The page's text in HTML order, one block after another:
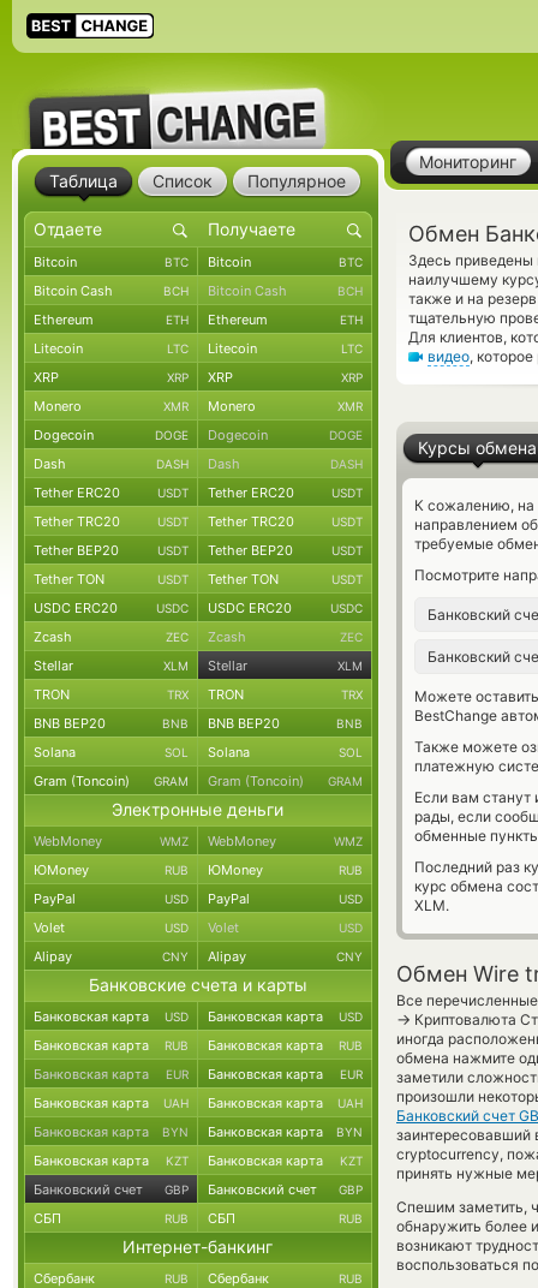
Мониторинг
Обмен
Здесь приведены
наилучшему
также и на
тщательную
Для клиентов,
видео,
Курсы обмена
К сожалению, на
направлением
требуемые
Посмотрите
Банковский
Банковский
Можете
BestChange
Также можете
платежную
Если вам
рады, если
обменные
Последний раз
курс обмена
XLM.
Обмен Wire
Все
→ Криптовалюта
иногда
обмена нажмите
заметили
произошли
Банковский счет
заинтересовавший
cryptocurrency,
принять нужные
Спешим заметить,
обнаружить более
возникают
воспользоваться
Таблица Список Популярное
Bitcoin BTC Bitcoin BTC
Bitcoin Cash BCH Bitcoin Cash BCH
Ethereum ETH Ethereum ETH
Litecoin LTC Litecoin LTC
XRP XRP XRP XRP
Monero XMR Monero XMR
Dogecoin DOGE Dogecoin DOGE
Dash DASH Dash DASH
Tether ERC20 USDT Tether ERC20 USDT
Tether TRC20 USDT Tether TRC20 USDT
Tether BEP20 USDT Tether BEP20 USDT
Tether TON USDT Tether TON USDT
USDC ERC20 USDC USDC ERC20 USDC
Zcash ZEC Zcash ZEC
Stellar XLM Stellar XLM
TRON TRX TRON TRX
BNB BEP20 BNB BNB BEP20 BNB
Solana SOL Solana SOL
Gram (Toncoin) GRAM Gram (Toncoin) GRAM
Электронные деньги
WebMoney WMZ WebMoney WMZ
ЮMoney RUB ЮMoney RUB
PayPal USD PayPal USD
Volet USD Volet USD
Alipay CNY Alipay CNY
Банковские счета и карты
Банковская карта USD Банковская карта USD
Банковская карта RUB Банковская карта RUB
Банковская карта EUR Банковская карта EUR
Банковская карта UAH Банковская карта UAH
Банковская карта BYN Банковская карта BYN
Банковская карта KZT Банковская карта KZT
Банковский счет GBP Банковский счет GBP
СБП RUB СБП RUB
Интернет-банкинг
Сбербанк RUB Сбербанк RUB